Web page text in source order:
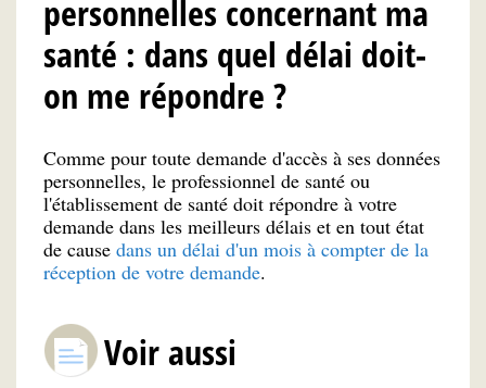
personnelles concernant ma
santé : dans quel délai doit-
on me répondre ?
Comme pour toute demande d'accès à ses données
personnelles, le professionnel de santé ou
l'établissement de santé doit répondre à votre
demande dans les meilleurs délais et en tout état
de cause dans un délai d'un mois à compter de la
réception de votre demande.
Voir aussi